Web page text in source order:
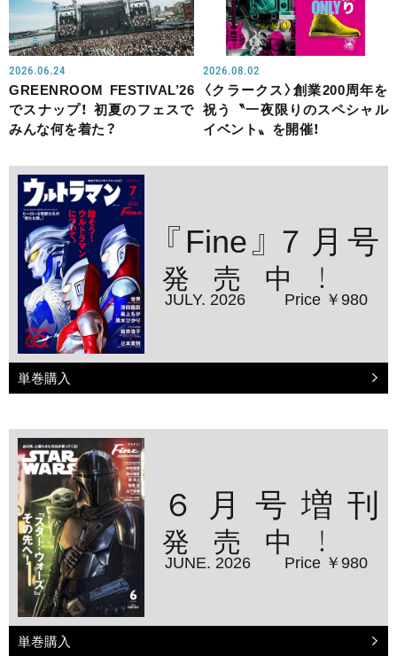
2026.06.24
GREENROOM FESTIVAL’26
でスナップ！ 初夏のフェスで
みんな何を着た？
2026.08.02
〈クラークス〉創業200周年を
祝う〝一夜限りのスペシャル
イベント〟を開催！
『Fine』７月号
発売中！
JULY. 2026 Price ￥980
単巻購入
６月号増刊
発売中！
JUNE. 2026 Price ￥980
単巻購入